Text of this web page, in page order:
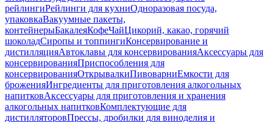
рейлингиРейлинги для кухниОдноразовая посуда,
упаковкаВакуумные пакеты,
контейнерыБакалеяКофеЧайЦикорий, какао, горячий
шоколадСиропы и топпингиКонсервирование и
дистилляцияАвтоклавы для консервированияАксессуары для
консервированияПриспособления для
консервированияОткрывалкиПивоварниЕмкости для
броженияИнгредиенты для приготовления алкогольных
напитковАксессуары для приготовления и хранения
алкогольных напитковКомплектующие для
дистилляторовПрессы, дробилки для виноделия и